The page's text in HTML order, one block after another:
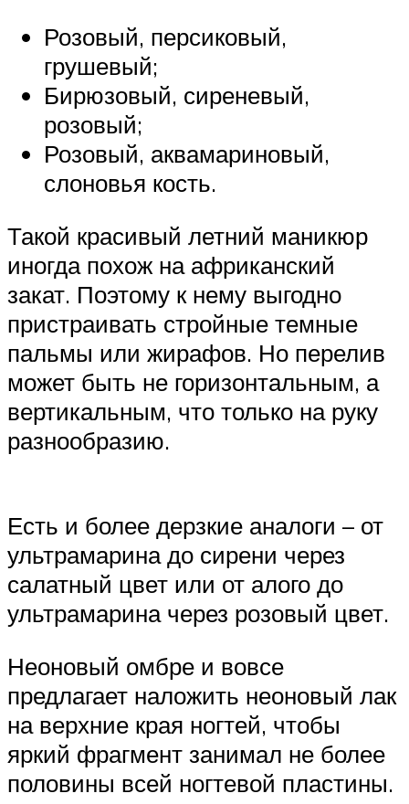
Розовый, персиковый,
грушевый;
Бирюзовый, сиреневый,
розовый;
Розовый, аквамариновый,
слоновья кость.
Такой красивый летний маникюр
иногда похож на африканский
закат. Поэтому к нему выгодно
пристраивать стройные темные
пальмы или жирафов. Но перелив
может быть не горизонтальным, а
вертикальным, что только на руку
разнообразию.
Есть и более дерзкие аналоги – от
ультрамарина до сирени через
салатный цвет или от алого до
ультрамарина через розовый цвет.
Неоновый омбре и вовсе
предлагает наложить неоновый лак
на верхние края ногтей, чтобы
яркий фрагмент занимал не более
половины всей ногтевой пластины.